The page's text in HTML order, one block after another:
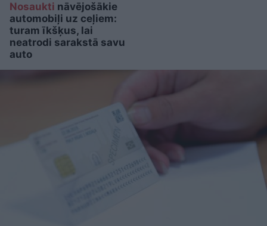
Nosaukti nāvējošākie
automobiļi uz ceļiem:
turam īkšķus, lai
neatrodi sarakstā savu
auto